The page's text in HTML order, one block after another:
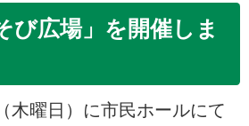
び広場」を開催しま
木曜日）に市民ホールにて